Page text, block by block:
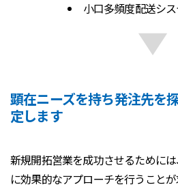
小口多頻度配送シ
顕在ニーズを持ち発注先を
定します
新規開拓営業を成功させるために
に効果的なアプローチを行うこと